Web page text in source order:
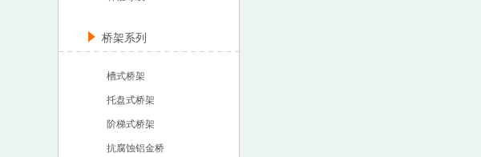
桥架系列
槽式桥架
托盘式桥架
阶梯式桥架
抗腐蚀铝金桥